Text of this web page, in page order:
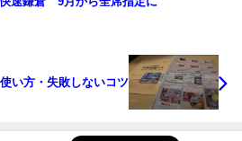
い方・失敗しないコツ